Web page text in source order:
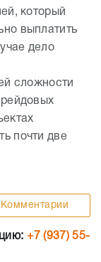
который
выплатить
дело
сложности
почти две
Комментарии
+7 (937) 55-